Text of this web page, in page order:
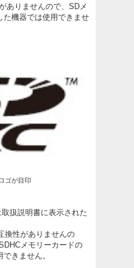
ありませんので、SDメ
た機器では使用できませ
ゴが目印
扱説明書に表示された
換性がありませんの
メモリーカードの
きません。